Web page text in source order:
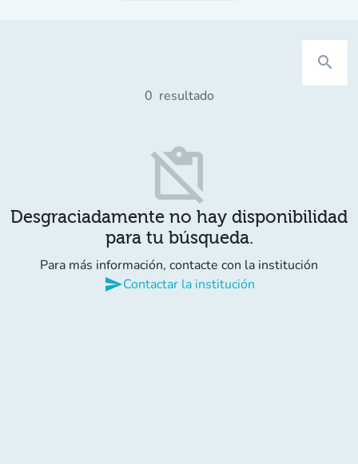
search
0 resultado
content_paste_off
Desgraciadamente no hay disponibilidad
para tu búsqueda.
Para más información, contacte con la institución
sendContactar la institución